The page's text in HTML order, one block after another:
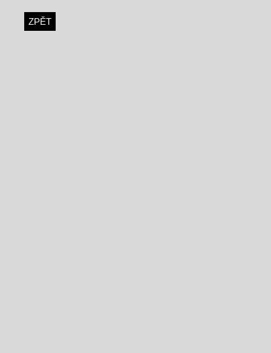
ZPĚT